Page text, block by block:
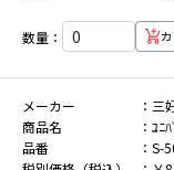
数量：
メーカー
三
商品名
ﾕﾆ
品番
S-